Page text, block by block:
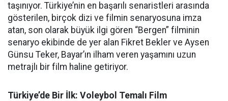
taşınıyor. Türkiye’nin en başarılı senaristleri arasında
gösterilen, birçok dizi ve filmin senaryosuna imza
atan, son olarak büyük ilgi gören “Bergen” filminin
senaryo ekibinde de yer alan Fikret Bekler ve Aysen
Günsu Teker, Bayar’ın ilham veren yaşamını uzun
metrajlı bir film haline getiriyor.
Türkiye’de Bir İlk: Voleybol Temalı Film